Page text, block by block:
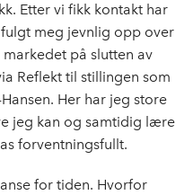
Etter vi fikk kontakt har
meg jevnlig opp over
på slutten av
Reflekt til stillingen som
Her har jeg store
jeg kan og samtidig lære
forventningsfullt.
for tiden. Hvorfor